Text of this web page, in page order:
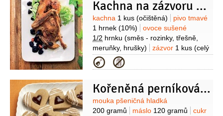
Kachna na zázvoru s ovocem
Suroviny
kachna 1 kus (očištěná)
pivo tmavé
1 hrnek (10%)
ovoce sušené
1/2 hrnku (směs - rozinky, třešně,
meruňky, hrušky)
zázvor 1 kus (celý
- cca 2 cm)
(drcený)
sůl
Kategorie
Kořeněná perníková srdíčka
Suroviny
mouka pšeničná hladká
200 gramů
máslo 120 gramů
cukr